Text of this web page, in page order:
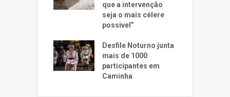
que a intervenção
seja o mais célere
possivel”
Desfile Noturno junta
mais de 1000
participantes em
Caminha